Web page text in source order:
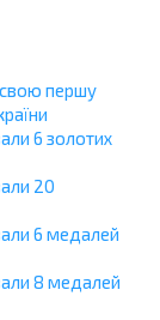
першу
6 золотих
20
6 медалей
8 медалей